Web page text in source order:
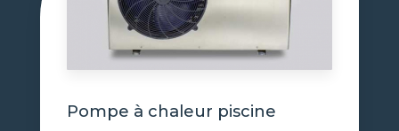
Pompe à chaleur piscine